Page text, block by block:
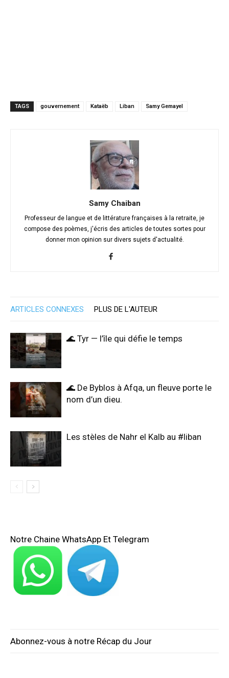
TAGS gouvernement Kataëb Liban Samy Gemayel
Samy Chaiban
Professeur de langue et de littérature françaises à la retraite, je
compose des poèmes, j'écris des articles de toutes sortes pour
donner mon opinion sur divers sujets d'actualité.
ARTICLES CONNEXES PLUS DE L'AUTEUR
🌊 Tyr — l’île qui défie le temps
🌊 De Byblos à Afqa, un fleuve porte le
nom d’un dieu.
Les stèles de Nahr el Kalb au #liban
Notre Chaine WhatsApp Et Telegram
Abonnez-vous à notre Récap du Jour